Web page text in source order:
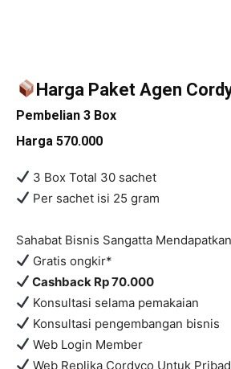
Harga Paket Agen
Pembelian 3 Box
Harga 570.000
3 Box Total 30 sachet
Per sachet isi 25 gram
Sahabat Bisnis Sangatta Mendapatkan
Gratis ongkir*
Cashback Rp 70.000
Konsultasi selama pemakaian
Konsultasi pengembangan bisnis
Web Login Member
Web Replika Cordyco Untuk